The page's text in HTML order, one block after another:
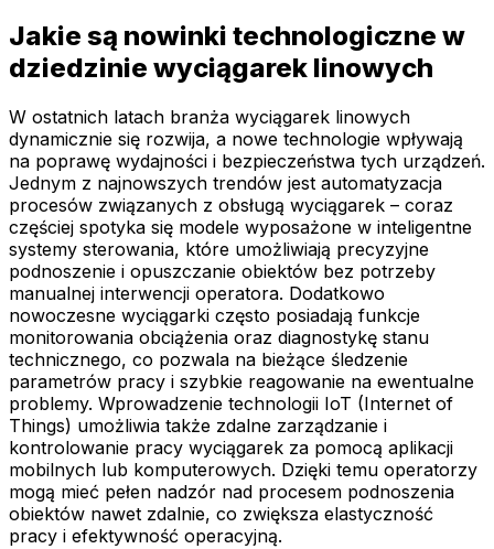
Jakie są nowinki technologiczne w
dziedzinie wyciągarek linowych
W ostatnich latach branża wyciągarek linowych
dynamicznie się rozwija, a nowe technologie wpływają
na poprawę wydajności i bezpieczeństwa tych urządzeń.
Jednym z najnowszych trendów jest automatyzacja
procesów związanych z obsługą wyciągarek – coraz
częściej spotyka się modele wyposażone w inteligentne
systemy sterowania, które umożliwiają precyzyjne
podnoszenie i opuszczanie obiektów bez potrzeby
manualnej interwencji operatora. Dodatkowo
nowoczesne wyciągarki często posiadają funkcje
monitorowania obciążenia oraz diagnostykę stanu
technicznego, co pozwala na bieżące śledzenie
parametrów pracy i szybkie reagowanie na ewentualne
problemy. Wprowadzenie technologii IoT (Internet of
Things) umożliwia także zdalne zarządzanie i
kontrolowanie pracy wyciągarek za pomocą aplikacji
mobilnych lub komputerowych. Dzięki temu operatorzy
mogą mieć pełen nadzór nad procesem podnoszenia
obiektów nawet zdalnie, co zwiększa elastyczność
pracy i efektywność operacyjną.